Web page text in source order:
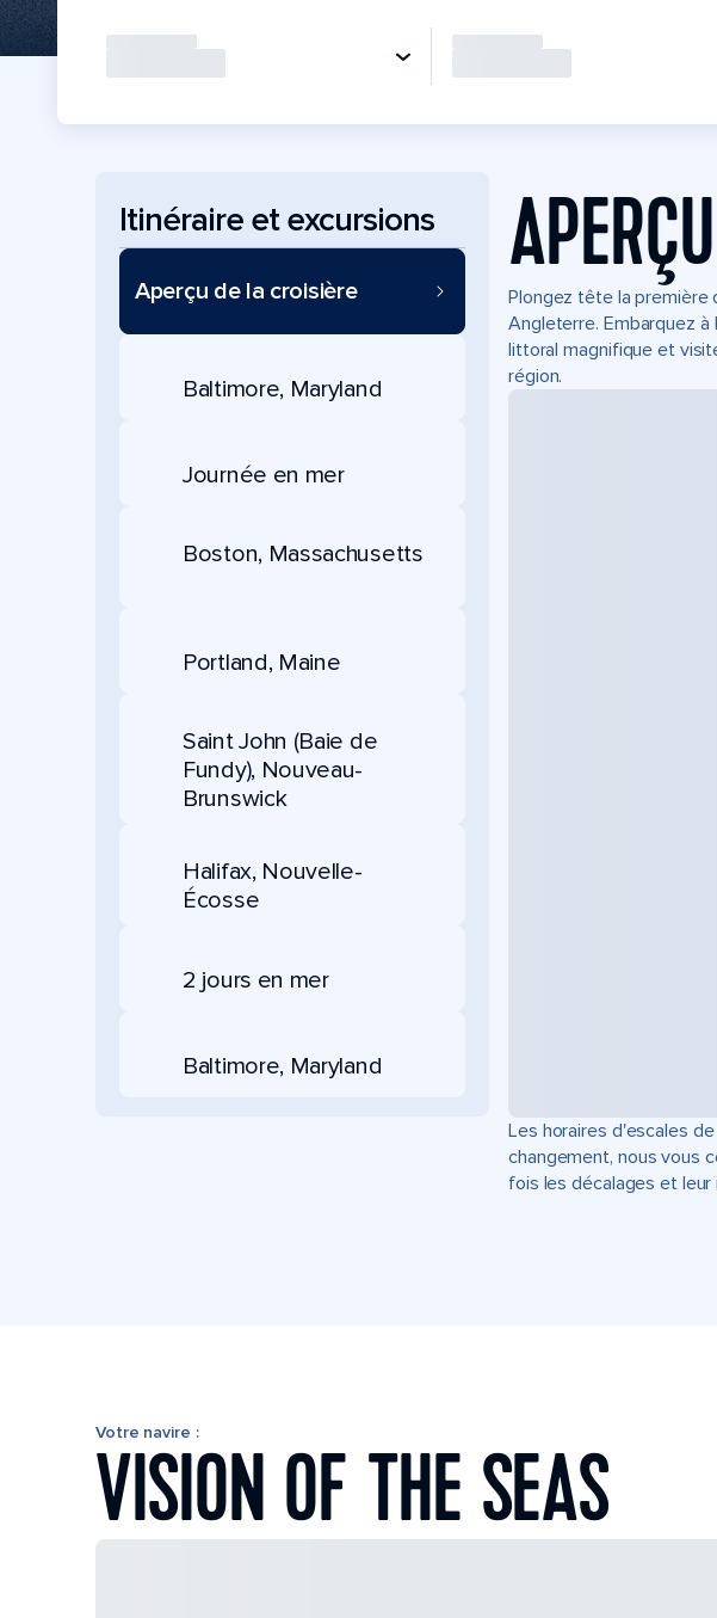
Itinéraire et excursions
Aperçu de la croisière
Baltimore, Maryland
Journée en mer
Boston, Massachusetts
Portland, Maine
Saint John (Baie de
Fundy), Nouveau-
Brunswick
Halifax, Nouvelle-
Écosse
2 jours en mer
Baltimore, Maryland
Plongez tête la première
Angleterre. Embarquez
littoral magnifique et
région.
Les horaires d'escales
changement, nous vous
fois les décalages et
Votre navire :
VISION OF THE SEAS